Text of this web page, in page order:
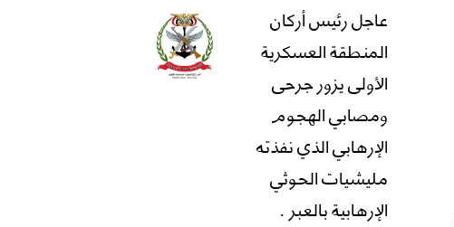
عاجل رئيس أركان
المنطقة العسكرية
الأولى يزور جرحى
ومصابي الهجوم
الإرهابي الذي نفذته
مليشيات الحوثي
الإرهابية بالعبر .